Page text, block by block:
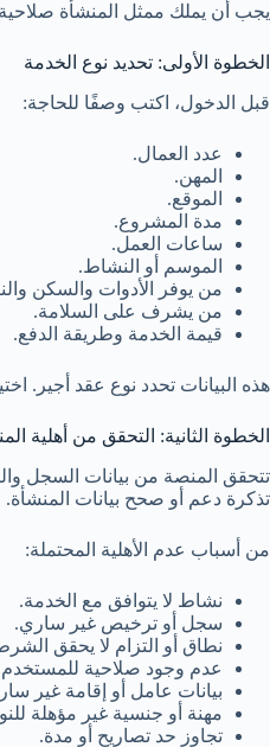
يجب أن يملك ممثل المنشأة
الخطوة الأولى: تحديد نوع الخدمة
قبل الدخول، اكتب وصفًا للحاجة:
عدد العمال.
المهن.
الموقع.
مدة المشروع.
ساعات العمل.
الموسم أو النشاط.
من يوفر الأدوات والسكن
من يشرف على السلامة.
قيمة الخدمة وطريقة الدفع.
هذه البيانات تحدد نوع عقد أجير.
الخطوة الثانية: التحقق من أهلية
تتحقق المنصة من بيانات السجل
تذكرة دعم أو صحح بيانات المنشأة.
من أسباب عدم الأهلية المحتملة:
نشاط لا يتوافق مع الخدمة.
سجل أو ترخيص غير ساري.
نطاق أو التزام لا يحقق
عدم وجود صلاحية
بيانات عامل أو إقامة غير
مهنة أو جنسية غير مؤهلة
تجاوز حد تصاريح أو مدة.